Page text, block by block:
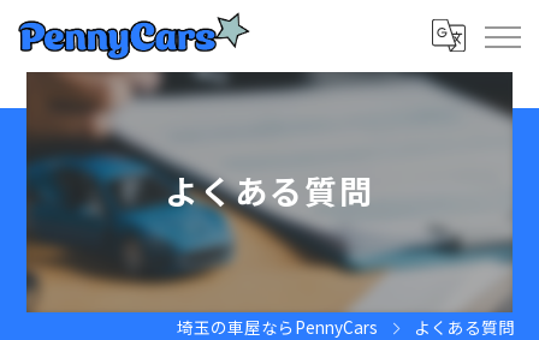
よくある質問
埼玉の車屋ならPennyCars よくある質問